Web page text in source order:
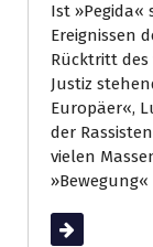
Ist »Pegida«
Ereignissen
Rücktritt des
Justiz
Europäer«,
der
vielen
Weiterlesen